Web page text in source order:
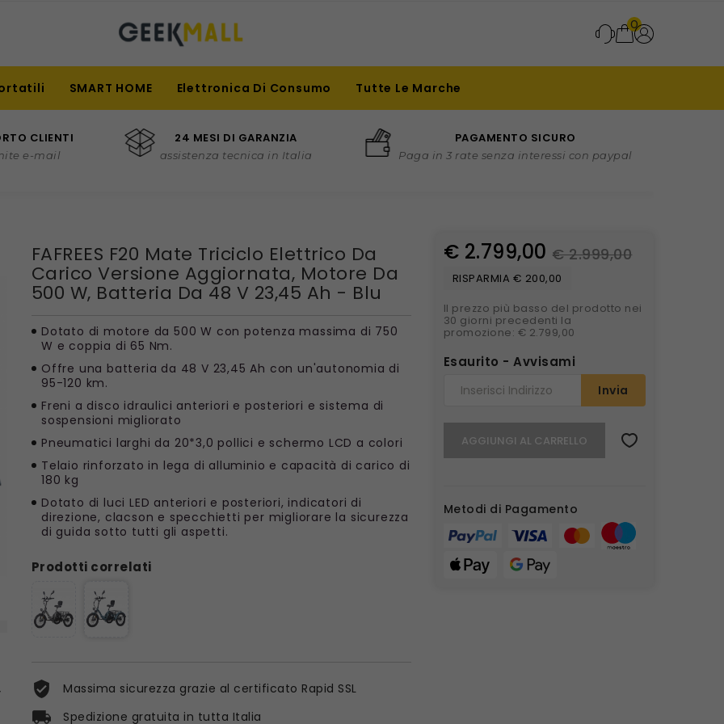
0
SMART HOME Elettronica Di Consumo Tutte Le Marche
CLIENTI
e-mail
24 MESI DI GARANZIA
assistenza tecnica in Italia
PAGAMENTO SICURO
Paga in 3 rate senza interessi con paypal
FAFREES F20 Mate Triciclo Elettrico Da
Carico Versione Aggiornata, Motore Da
500 W, Batteria Da 48 V 23,45 Ah - Blu
Dotato di motore da 500 W con potenza massima di 750
W e coppia di 65 Nm.
Offre una batteria da 48 V 23,45 Ah con un'autonomia di
95-120 km.
Freni a disco idraulici anteriori e posteriori e sistema di
sospensioni migliorato
Pneumatici larghi da 20*3,0 pollici e schermo LCD a colori
Telaio rinforzato in lega di alluminio e capacità di carico di
180 kg
Dotato di luci LED anteriori e posteriori, indicatori di
direzione, clacson e specchietti per migliorare la sicurezza
di guida sotto tutti gli aspetti.
Prodotti correlati
Massima sicurezza grazie al certificato Rapid SSL
Spedizione gratuita in tutta Italia
€ 2.799,00 € 2.999,00
RISPARMIA € 200,00
Il prezzo più basso del prodotto nei
30 giorni precedenti la
promozione: € 2.799,00
Esaurito - Avvisami
Invia
AGGIUNGI AL CARRELLO
Metodi di Pagamento